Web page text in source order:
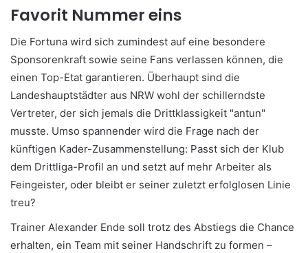
Favorit Nummer eins
Die Fortuna wird sich zumindest auf eine besondere
Sponsorenkraft sowie seine Fans verlassen können, die
einen Top-Etat garantieren. Überhaupt sind die
Landeshauptstädter aus NRW wohl der schillerndste
Vertreter, der sich jemals die Drittklassigkeit "antun"
musste. Umso spannender wird die Frage nach der
künftigen Kader-Zusammenstellung: Passt sich der Klub
dem Drittliga-Profil an und setzt auf mehr Arbeiter als
Feingeister, oder bleibt er seiner zuletzt erfolglosen Linie
treu?
Trainer Alexander Ende soll trotz des Abstiegs die Chance
erhalten, ein Team mit seiner Handschrift zu formen –